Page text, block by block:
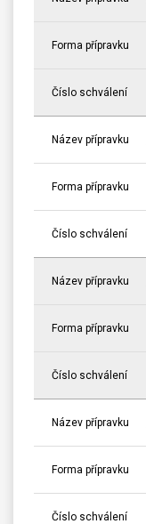
Forma přípravku
Číslo schválení
Název přípravku
Forma přípravku
Číslo schválení
Název přípravku
Forma přípravku
Číslo schválení
Název přípravku
Forma přípravku
Číslo schválení